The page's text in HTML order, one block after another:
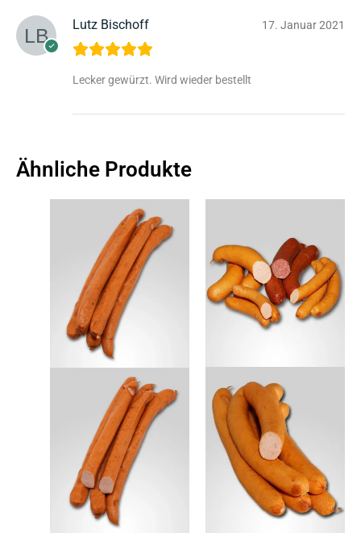
Lutz Bischoff 17. Januar 2021
Lecker gewürzt. Wird wieder bestellt
Ähnliche Produkte